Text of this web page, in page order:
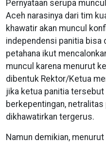
Pernyataan serupa
Aceh narasinya dari tim
khawatir akan muncul
independensi panitia bisa
petahana ikut
muncul karena menurut
dibentuk Rektor/Ketua
jika ketua panitia
berkepentingan,
dikhawatirkan tergerus.
Namun demikian,